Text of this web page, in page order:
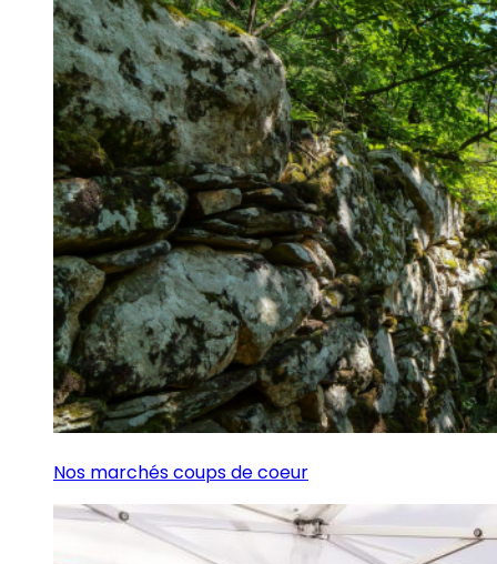
Nos marchés coups de coeur